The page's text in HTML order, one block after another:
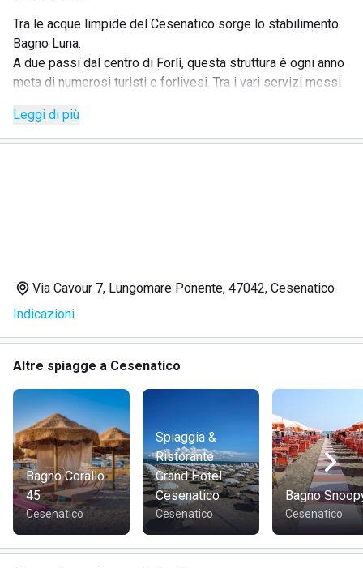
Tra le acque limpide del Cesenatico sorge lo stabilimento
Bagno Luna.
A due passi dal centro di Forlì, questa struttura è ogni anno
meta di numerosi turisti e forlivesi. Tra i vari servizi messi
animazione in spiaggia, adatti sia ai grandi che ai piccini,
un'area giochi attrezzata, campi da beach volley e da beach
Ingresso facilitato per le persone diversamente abili.
Leggi di più
Via Cavour 7, Lungomare Ponente, 47042, Cesenatico
Indicazioni
Altre spiagge a Cesenatico
Bagno Corallo
45
Cesenatico
Spiaggia &
Ristorante
Grand Hotel
Cesenatico
Cesenatico
Bagno
Cesenatico